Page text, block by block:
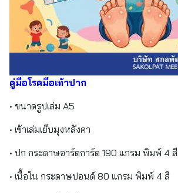
คู่มือโรคมือเท้าปาก
• ขนาดรูปเล่ม A5
• เข้าเล่มเย็บมุงหลังคา
• ปก กระดาษอาร์ตการ์ด 190 แกรม พิมพ์ 4 สี
• เนื้อใน กระดาษปอนด์ 80 แกรม พิมพ์ 4 สี